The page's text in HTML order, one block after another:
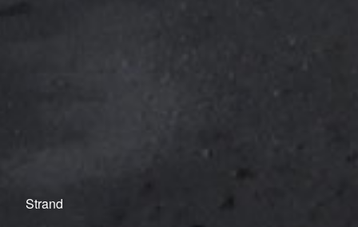
Strand